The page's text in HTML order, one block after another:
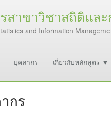
สาขาวิชาสถิติแล
and Information
บุคลากร เกี่ยวกับหลักสูตร ▼
กร